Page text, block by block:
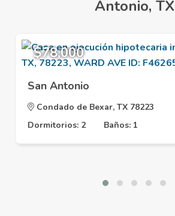
Antonio, TX
$78,000
San Antonio
Condado de Bexar, TX 78223
Dormitorios: 2
Baños: 1